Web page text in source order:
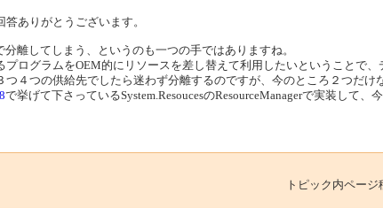
ありがとうございます。
分離してしまう、というのも一つの手ではありますね。
プログラムをOEM的にリソースを差し替えて利用したいということで
つ４つの供給先でしたら迷わず分離するのですが、今のところ２つだ
で挙げて下さっているSystem.ResoucesのResourceManagerで実装して
トピック内ペー